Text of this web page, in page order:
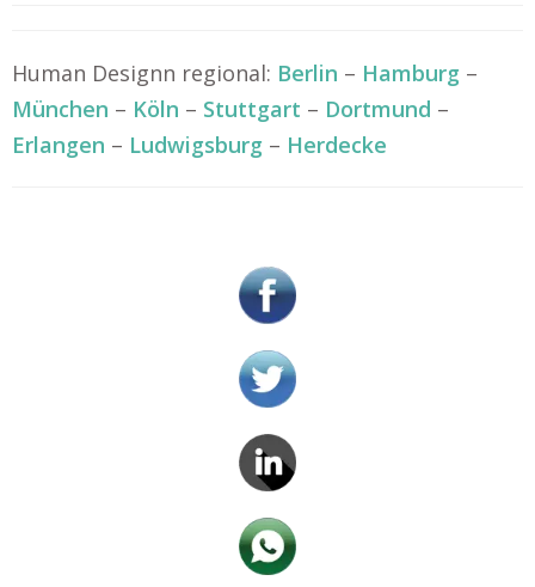
Human Designn regional: Berlin – Hamburg –
München – Köln – Stuttgart – Dortmund –
Erlangen – Ludwigsburg – Herdecke